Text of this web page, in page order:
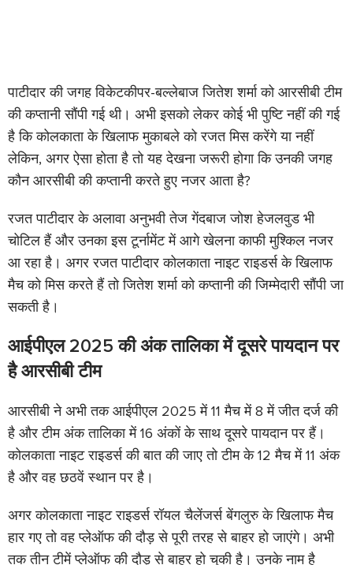
पाटीदार की जगह विकेटकीपर-बल्लेबाज जितेश शर्मा को आरसीबी टीम
की कप्तानी सौंपी गई थी। अभी इसको लेकर कोई भी पुष्टि नहीं की गई
है कि कोलकाता के खिलाफ मुकाबले को रजत मिस करेंगे या नहीं
लेकिन, अगर ऐसा होता है तो यह देखना जरूरी होगा कि उनकी जगह
कौन आरसीबी की कप्तानी करते हुए नजर आता है?
रजत पाटीदार के अलावा अनुभवी तेज गेंदबाज जोश हेजलवुड भी
चोटिल हैं और उनका इस टूर्नामेंट में आगे खेलना काफी मुश्किल नजर
आ रहा है। अगर रजत पाटीदार कोलकाता नाइट राइडर्स के खिलाफ
मैच को मिस करते हैं तो जितेश शर्मा को कप्तानी की जिम्मेदारी सौंपी जा
सकती है।
आईपीएल 2025 की अंक तालिका में दूसरे पायदान पर
है आरसीबी टीम
आरसीबी ने अभी तक आईपीएल 2025 में 11 मैच में 8 में जीत दर्ज की
है और टीम अंक तालिका में 16 अंकों के साथ दूसरे पायदान पर हैं।
कोलकाता नाइट राइडर्स की बात की जाए तो टीम के 12 मैच में 11 अंक
है और वह छठवें स्थान पर है।
अगर कोलकाता नाइट राइडर्स रॉयल चैलेंजर्स बेंगलुरु के खिलाफ मैच
हार गए तो वह प्लेऑफ की दौड़ से पूरी तरह से बाहर हो जाएंगे। अभी
तक तीन टीमें प्लेऑफ की दौड़ से बाहर हो चुकी है। उनके नाम है